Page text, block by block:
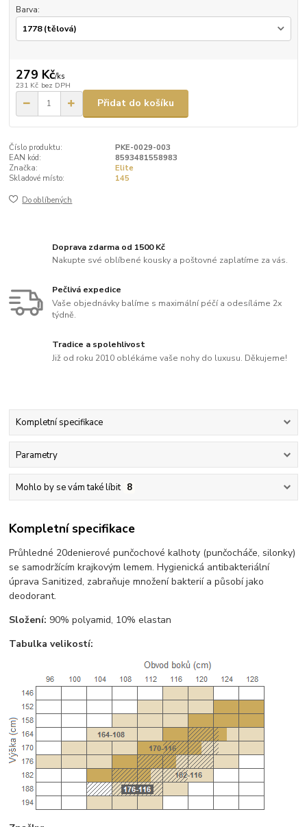
Barva:
279 Kč/ks
231 Kč bez DPH
Přidat do košíku
Číslo produktu:
PKE-0029-003
EAN kód:
8593481558983
Značka:
Elite
Skladové místo:
145
Do oblíbených
Doprava zdarma od 1500 Kč
Nakupte své oblíbené kousky a poštovné zaplatíme za vás.
Pečlivá expedice
Vaše objednávky balíme s maximální péčí a odesíláme 2x
týdně.
Tradice a spolehlivost
Již od roku 2010 oblékáme vaše nohy do luxusu. Děkujeme!
Kompletní specifikace
Parametry
Mohlo by se vám také líbit 8
Kompletní specifikace
Průhledné 20denierové punčochové kalhoty (punčocháče, silonky)
se samodržícím krajkovým lemem. Hygienická antibakteriální
úprava Sanitized, zabraňuje množení bakterií a působí jako
deodorant.
Složení: 90% polyamid, 10% elastan
Tabulka velikostí: